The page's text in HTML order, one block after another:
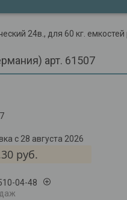
24в., для 60 кг.
арт. 61507
с 28 августа 2026
руб.
04-48